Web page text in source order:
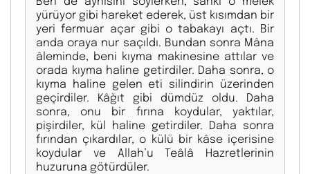
yürüyor gibi hareket ederek, üst kısımdan bir
yeri fermuar açar gibi o tabakayı açtı. Bir
anda oraya nur saçıldı. Bundan sonra Mâna
âleminde, beni kıyma makinesine attılar ve
orada kıyma haline getirdiler. Daha sonra, o
kıyma haline gelen eti silindirin üzerinden
geçirdiler. Kâğıt gibi dümdüz oldu. Daha
sonra, onu bir fırına koydular, yaktılar,
pişirdiler, kül haline getirdiler. Daha sonra
fırından çıkardılar, o külü bir kâse içerisine
koydular ve Allah’u Teâlâ Hazretlerinin
huzuruna götürdüler.